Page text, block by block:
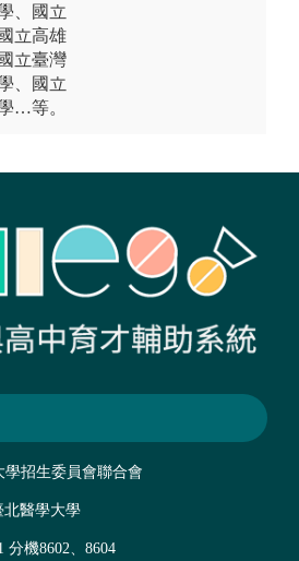
、國立
立高雄
立臺灣
、國立
…等。
學招生委員會聯合會
北醫學大學
分機8602、8604